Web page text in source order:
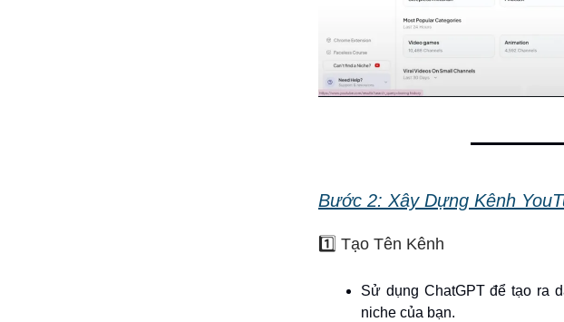
Bước 2: Xây Dựng Kênh
1️⃣ Tạo Tên Kênh
Sử dụng ChatGPT để tạo ra
niche của bạn.